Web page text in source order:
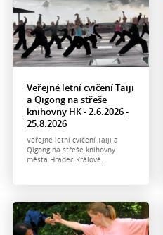
Veřejné letní cvičení Taiji
a Qigong na střeše
knihovny HK - 2.6.2026 -
25.8.2026
Veřejné letní cvičení Taiji a
Qigong na střeše knihovny
města Hradec Králové.